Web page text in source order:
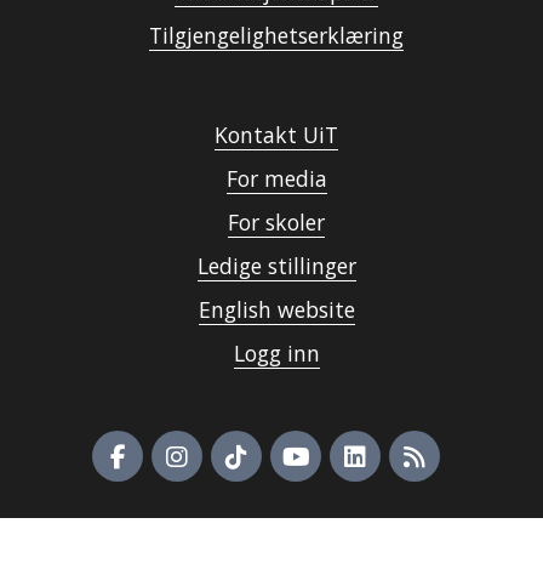
Tilgjengelighetserklæring
Kontakt UiT
For media
For skoler
Ledige stillinger
English website
Logg inn